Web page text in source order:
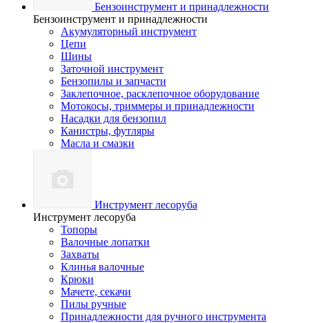
Бензоинструмент и принадлежности
Бензоинструмент и принадлежности
Акумуляторный инструмент
Цепи
Шины
Заточной инструмент
Бензопилы и запчасти
Заклепочное, расклепочное оборудование
Мотокосы, триммеры и принадлежности
Насадки для бензопил
Канистры, футляры
Масла и смазки
Инструмент лесоруба
Инструмент лесоруба
Топоры
Валочные лопатки
Захваты
Клинья валочные
Крюки
Мачете, секачи
Пилы ручные
Принадлежности для ручного инструмента